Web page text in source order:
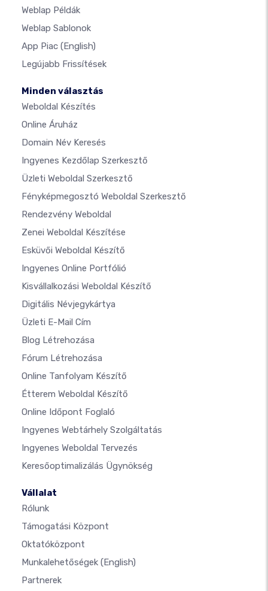
Weblap Példák
Weblap Sablonok
App Piac (English)
Legújabb Frissítések
Minden választás
Weboldal Készítés
Online Áruház
Domain Név Keresés
Ingyenes Kezdőlap Szerkesztő
Üzleti Weboldal Szerkesztő
Fényképmegosztó Weboldal Szerkesztő
Rendezvény Weboldal
Zenei Weboldal Készítése
Esküvői Weboldal Készítő
Ingyenes Online Portfólió
Kisvállalkozási Weboldal Készítő
Digitális Névjegykártya
Üzleti E-Mail Cím
Blog Létrehozása
Fórum Létrehozása
Online Tanfolyam Készítő
Étterem Weboldal Készítő
Online Időpont Foglaló
Ingyenes Webtárhely Szolgáltatás
Ingyenes Weboldal Tervezés
Keresőoptimalizálás Ügynökség
Vállalat
Rólunk
Támogatási Központ
Oktatóközpont
Munkalehetőségek (English)
Partnerek